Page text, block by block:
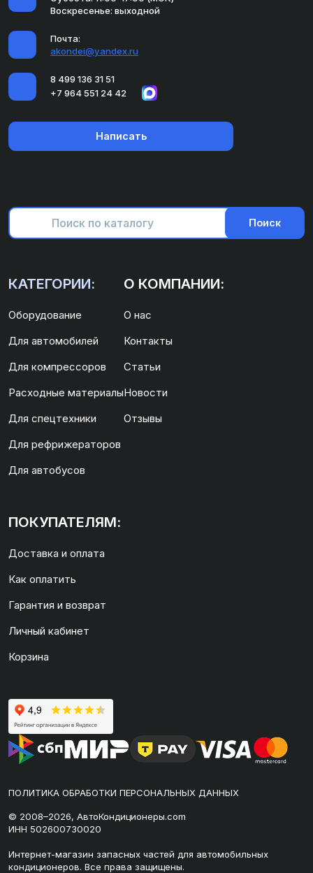
Воскресенье: выходной
Почта:
akondei@yandex.ru
8 499 136 31 51
+7 964 551 24 42
Написать
Поиск
КАТЕГОРИИ:
Оборудование
Для автомобилей
Для компрессоров
Расходные материалы
Для спецтехники
Для рефрижераторов
Для автобусов
О КОМПАНИИ:
О нас
Контакты
Статьи
Новости
Отзывы
ПОКУПАТЕЛЯМ:
Доставка и оплата
Как оплатить
Гарантия и возврат
Личный кабинет
Корзина
ПОЛИТИКА ОБРАБОТКИ ПЕРСОНАЛЬНЫХ ДАННЫХ
© 2008–2026, АвтоКондиционеры.com
ИНН 502600730020
Интернет-магазин запасных частей для автомобильных
кондиционеров. Все права защищены.